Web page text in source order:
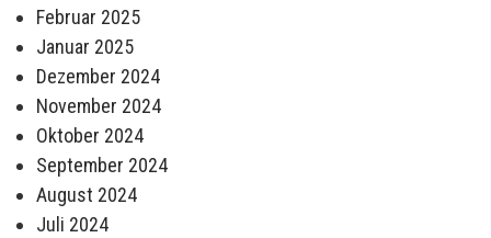
Februar 2025
Januar 2025
Dezember 2024
November 2024
Oktober 2024
September 2024
August 2024
Juli 2024